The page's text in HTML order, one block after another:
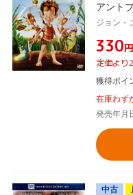
アント
¥330円
定価より
獲得ポイ
在庫わず
発売年月
中古